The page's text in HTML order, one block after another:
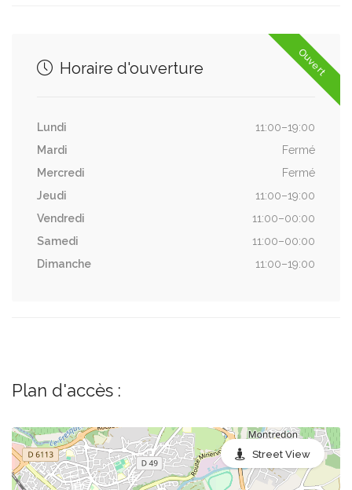
Ouvert
Horaire d'ouverture
Lundi
11:00–19:00
Mardi
Fermé
Mercredi
Fermé
Jeudi
11:00–19:00
Vendredi
11:00–00:00
Samedi
11:00–00:00
Dimanche
11:00–19:00
Plan d'accès :
Street View